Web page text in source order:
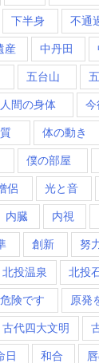
下半身 不通
産 中丹田
五台山
人間の身体 今
体の動き
僕の部屋
侶 光と音
内臓 内視
創新 努
北投温泉 北投
危険です 原発
古代四大文明
日 和合